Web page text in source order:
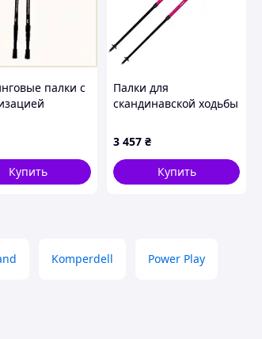
палки с
Купить
Палки для
скандинавской ходьбы
(S25 30)
3 457 ₴
Купить
Komperdell Power Play